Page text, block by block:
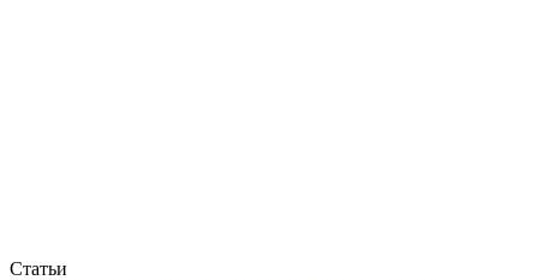
Статьи